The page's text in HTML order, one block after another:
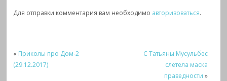
Для отправки комментария вам необходимо авторизоваться.
« Приколы про Дом-2
(29.12.2017)
С Татьяны Мусульбес
слетела маска
праведности »